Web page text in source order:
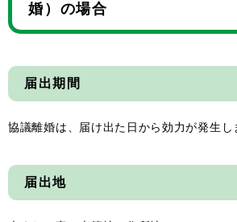
婚）の場合
届出期間
協議離婚は、届け出た日から効力が発生し
届出地